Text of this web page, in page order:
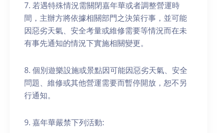
7. 若遇特殊情況需關閉嘉年華或者調整營運時
間，主辦方將依據相關部門之決策行事，並可能
因惡劣天氣、安全考量或維修需要等情況而在未
有事先通知的情況下實施相關變更。
8. 個別遊樂設施或景點因可能因惡劣天氣、安全
問題、維修或其他營運需要而暫停開放，恕不另
行通知。
9. 嘉年華嚴禁下列活動: